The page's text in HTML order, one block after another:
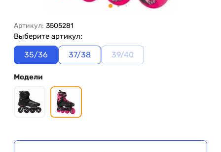
Артикул: 3505281
Выберите артикул:
35/36 37/38 39/40
Модели